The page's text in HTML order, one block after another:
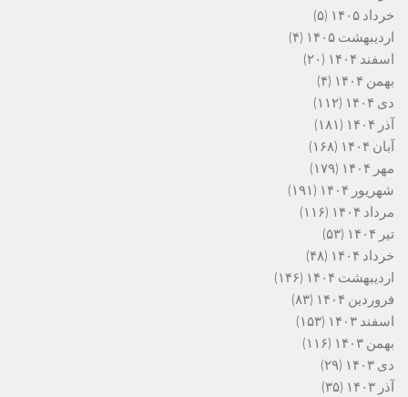
خرداد ۱۴۰۵
(۵)
اردیبهشت ۱۴۰۵
(۴)
اسفند ۱۴۰۴
(۲۰)
بهمن ۱۴۰۴
(۴)
دی ۱۴۰۴
(۱۱۲)
آذر ۱۴۰۴
(۱۸۱)
آبان ۱۴۰۴
(۱۶۸)
مهر ۱۴۰۴
(۱۷۹)
شهریور ۱۴۰۴
(۱۹۱)
مرداد ۱۴۰۴
(۱۱۶)
تیر ۱۴۰۴
(۵۳)
خرداد ۱۴۰۴
(۴۸)
اردیبهشت ۱۴۰۴
(۱۴۶)
فروردین ۱۴۰۴
(۸۳)
اسفند ۱۴۰۳
(۱۵۳)
بهمن ۱۴۰۳
(۱۱۶)
دی ۱۴۰۳
(۲۹)
آذر ۱۴۰۳
(۳۵)